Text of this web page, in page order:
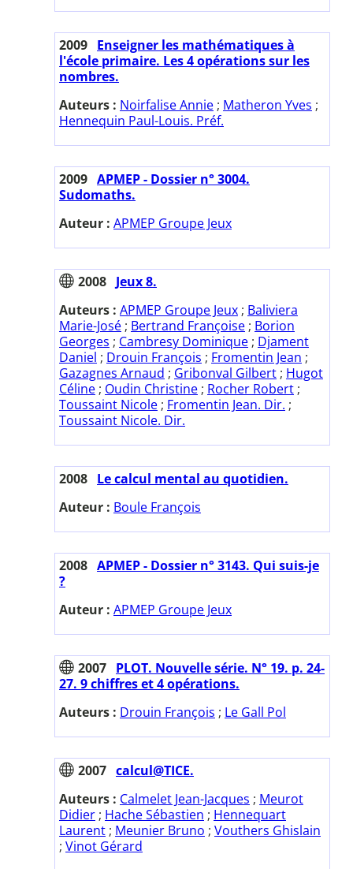
2009 Enseigner les mathématiques à
l'école primaire. Les 4 opérations sur les
nombres.
Auteurs : Noirfalise Annie ; Matheron Yves ;
Hennequin Paul-Louis. Préf.
2009 APMEP - Dossier n° 3004.
Sudomaths.
Auteur : APMEP Groupe Jeux
2008 Jeux 8.
Auteurs : APMEP Groupe Jeux ; Baliviera
Marie-José ; Bertrand Françoise ; Borion
Georges ; Cambresy Dominique ; Djament
Daniel ; Drouin François ; Fromentin Jean ;
Gazagnes Arnaud ; Gribonval Gilbert ; Hugot
Céline ; Oudin Christine ; Rocher Robert ;
Toussaint Nicole ; Fromentin Jean. Dir. ;
Toussaint Nicole. Dir.
2008 Le calcul mental au quotidien.
Auteur : Boule François
2008 APMEP - Dossier n° 3143. Qui suis-je
?
Auteur : APMEP Groupe Jeux
2007 PLOT. Nouvelle série. N° 19. p. 24-
27. 9 chiffres et 4 opérations.
Auteurs : Drouin François ; Le Gall Pol
2007 calcul@TICE.
Auteurs : Calmelet Jean-Jacques ; Meurot
Didier ; Hache Sébastien ; Hennequart
Laurent ; Meunier Bruno ; Vouthers Ghislain
; Vinot Gérard